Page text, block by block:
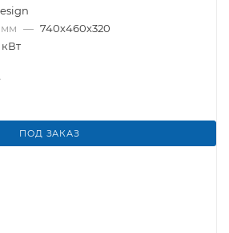
мм — 740х460х320
кВт
ПОД ЗАКАЗ